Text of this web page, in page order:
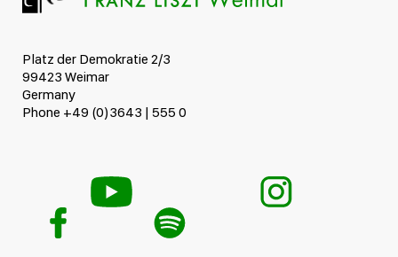
Platz der Demokratie 2/3
99423 Weimar
Germany
Phone +49 (0)3643 | 555 0